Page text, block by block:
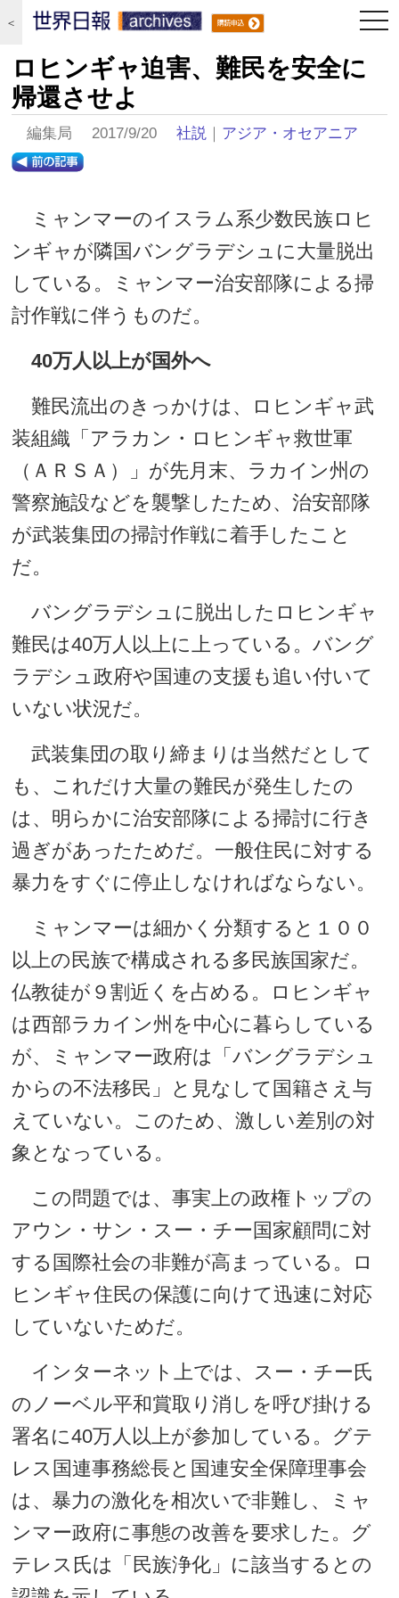
＜
ロヒンギャ迫害、難民を安全に
帰還させよ
編集局 2017/9/20社説 ｜ アジア・オセアニア
ミャンマーのイスラム系少数民族ロヒ
ンギャが隣国バングラデシュに大量脱出
している。ミャンマー治安部隊による掃
討作戦に伴うものだ。
40万人以上が国外へ
難民流出のきっかけは、ロヒンギャ武
装組織「アラカン・ロヒンギャ救世軍
（ＡＲＳＡ）」が先月末、ラカイン州の
警察施設などを襲撃したため、治安部隊
が武装集団の掃討作戦に着手したこと
だ。
バングラデシュに脱出したロヒンギャ
難民は40万人以上に上っている。バング
ラデシュ政府や国連の支援も追い付いて
いない状況だ。
武装集団の取り締まりは当然だとして
も、これだけ大量の難民が発生したの
は、明らかに治安部隊による掃討に行き
過ぎがあったためだ。一般住民に対する
暴力をすぐに停止しなければならない。
ミャンマーは細かく分類すると１００
以上の民族で構成される多民族国家だ。
仏教徒が９割近くを占める。ロヒンギャ
は西部ラカイン州を中心に暮らしている
が、ミャンマー政府は「バングラデシュ
からの不法移民」と見なして国籍さえ与
えていない。このため、激しい差別の対
象となっている。
この問題では、事実上の政権トップの
アウン・サン・スー・チー国家顧問に対
する国際社会の非難が高まっている。ロ
ヒンギャ住民の保護に向けて迅速に対応
していないためだ。
インターネット上では、スー・チー氏
のノーベル平和賞取り消しを呼び掛ける
署名に40万人以上が参加している。グテ
レス国連事務総長と国連安全保障理事会
は、暴力の激化を相次いで非難し、ミャ
ンマー政府に事態の改善を要求した。グ
テレス氏は「民族浄化」に該当するとの